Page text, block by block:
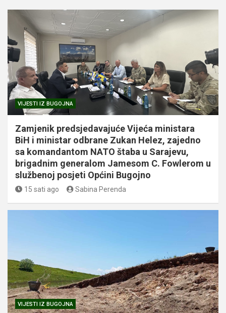
VIJESTI IZ BUGOJNA
Zamjenik predsjedavajuće Vijeća ministara
BiH i ministar odbrane Zukan Helez, zajedno
sa komandantom NATO štaba u Sarajevu,
brigadnim generalom Jamesom C. Fowlerom u
službenoj posjeti Općini Bugojno
15 sati ago Sabina Perenda
VIJESTI IZ BUGOJNA